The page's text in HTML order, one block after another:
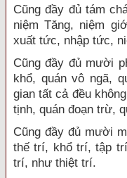
Cũng đầy đủ tám
niệm Tăng, niệm
xuất tức, nhập tức,
Cũng đầy đủ mười
khổ, quán vô ngã,
gian tất cả đều
tịnh, quán đoạn trừ,
Cũng đầy đủ mười
thế trí, khổ trí, tập
trí, như thiệt trí.